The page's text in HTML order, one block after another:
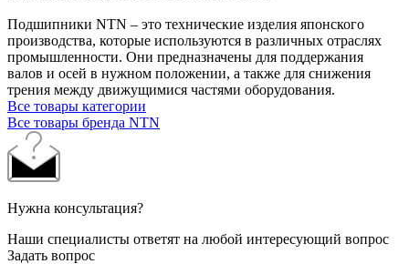
Подшипники NTN – это технические изделия японского
производства, которые используются в различных отраслях
промышленности. Они предназначены для поддержания
валов и осей в нужном положении, а также для снижения
трения между движущимися частями оборудования.
Все товары категории
Все товары бренда NTN
Нужна консультация?
Наши специалисты ответят на любой интересующий вопрос
Задать вопрос